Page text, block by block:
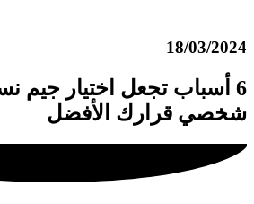
18/03/2024
6 أسباب تجعل اختيار
شخصي قرارك الأفضل